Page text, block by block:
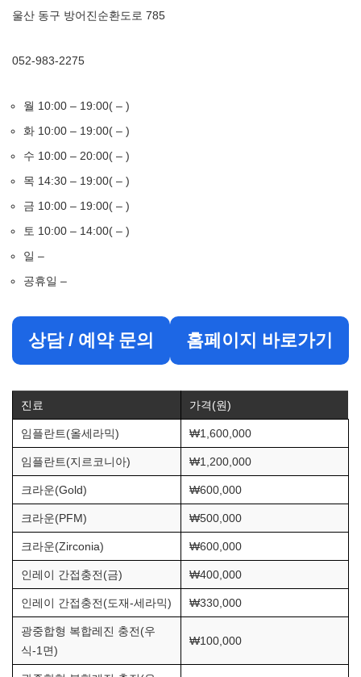
울산 동구 방어진순환도로 785
052-983-2275
월 10:00 – 19:00( – )
화 10:00 – 19:00( – )
수 10:00 – 20:00( – )
목 14:30 – 19:00( – )
금 10:00 – 19:00( – )
토 10:00 – 14:00( – )
일 –
공휴일 –
상담 / 예약 문의 홈페이지 바로가기
진료 가격(원)
임플란트(올세라믹) ₩1,600,000
임플란트(지르코니아) ₩1,200,000
크라운(Gold) ₩600,000
크라운(PFM) ₩500,000
크라운(Zirconia) ₩600,000
인레이 간접충전(금) ₩400,000
인레이 간접충전(도재-세라믹) ₩330,000
광중합형 복합레진 충전(우
식-1면)
₩100,000